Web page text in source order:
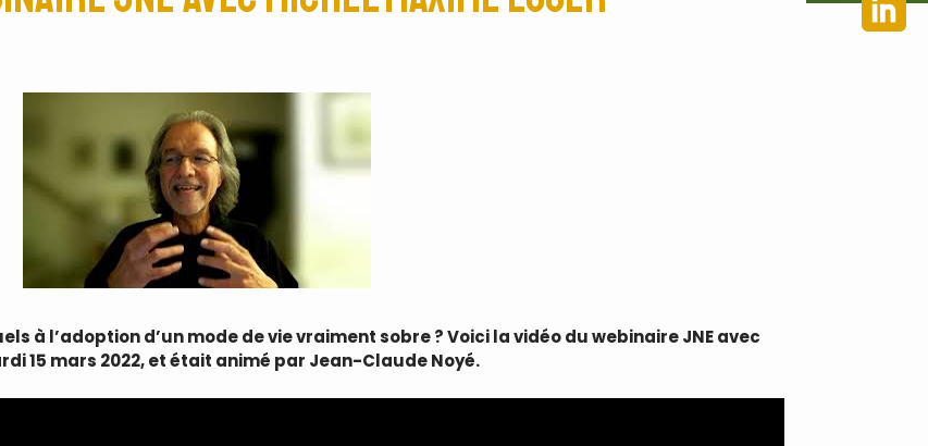
à l’adoption d’un mode de vie vraiment sobre ? Voici la vidéo du webinaire JNE avec
15 mars 2022, et était animé par Jean-Claude Noyé.